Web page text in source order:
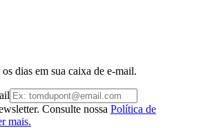
dias em sua caixa de e-mail.
Consulte nossa Política de
mais.